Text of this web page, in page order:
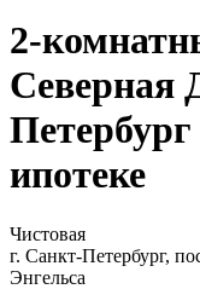
2-
Северная
ипотеке
Чистовая
г. Санкт-Петербург,
Энгельса